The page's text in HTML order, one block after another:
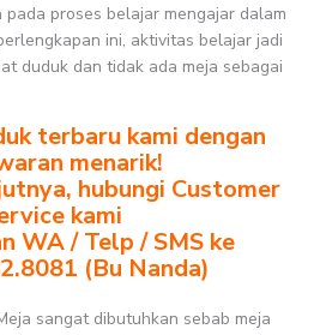
proses belajar mengajar dalam
ini, aktivitas belajar jadi
duduk dan tidak ada meja sebagai
terbaru kami dengan
menarik!
hubungi Customer
kami
WA / Telp / SMS ke
(Bu Nanda)
sangat dibutuhkan sebab meja